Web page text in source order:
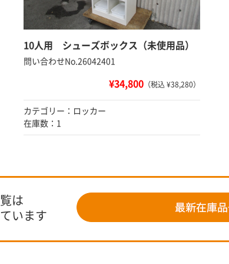
10人用 シューズボックス（未使用品）
問い合わせNo.26042401
¥34,800 （税込 ¥38,280）
カテゴリー：ロッカー
在庫数：1
は
います